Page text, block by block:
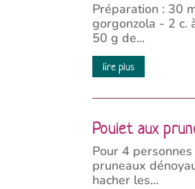
Préparation : 30
gorgonzola - 2 c.
50 g de...
lire plus
Poulet aux
Pour 4
pruneaux
hacher les...